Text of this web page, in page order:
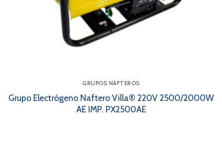
GRUPOS NAFTEROS
Grupo Electrógeno Naftero Villa® 220V 2500/2000W
AE IMP. PX2500AE